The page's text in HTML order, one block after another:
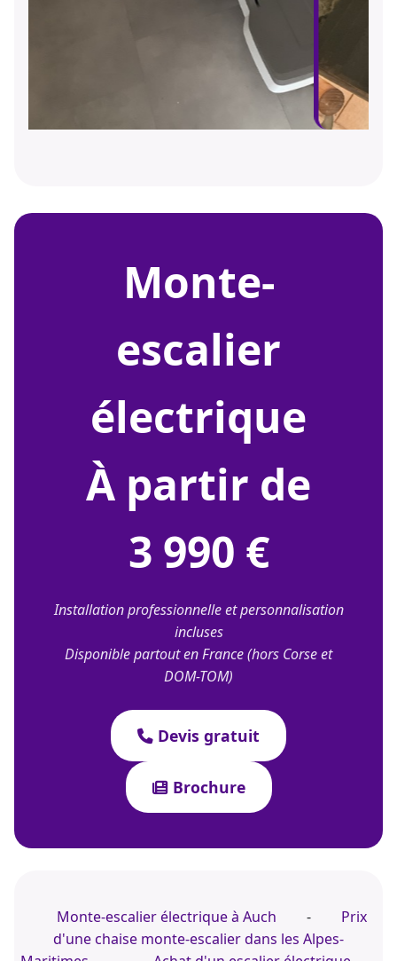
monte-
escalier
électrique
À partir de
3 990 €
Installation professionnelle et personnalisation
incluses
Disponible partout en France (hors Corse et
DOM-TOM)
Devis gratuit
Brochure
Monte-escalier électrique à Auch -
Prix
d'une chaise monte-escalier dans les Alpes-